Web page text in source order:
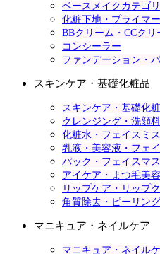
ベースメイクカテゴ
化粧下地・プライマー
BBクリーム・CCクリ
コンシーラー
ファンデーション・
スキンケア・基礎化粧品
スキンケア・基礎化
クレンジング・洗顔料
化粧水・フェイスミ
乳液・美容液・フェ
パック・フェイスマ
アイケア・まつ毛美
リップケア・リップ
角質除去・ピーリング
マニキュア・ネイルケア
マニキュア・ネイル